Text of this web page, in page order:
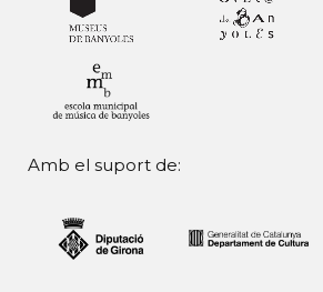
Amb el suport de: